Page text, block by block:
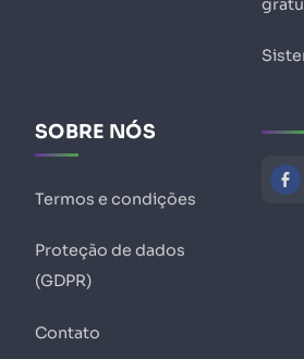
SOBRE NÓS
Termos e condições
Proteção de dados
(GDPR)
Contato